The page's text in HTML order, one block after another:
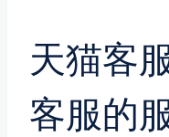
天猫客
客服的